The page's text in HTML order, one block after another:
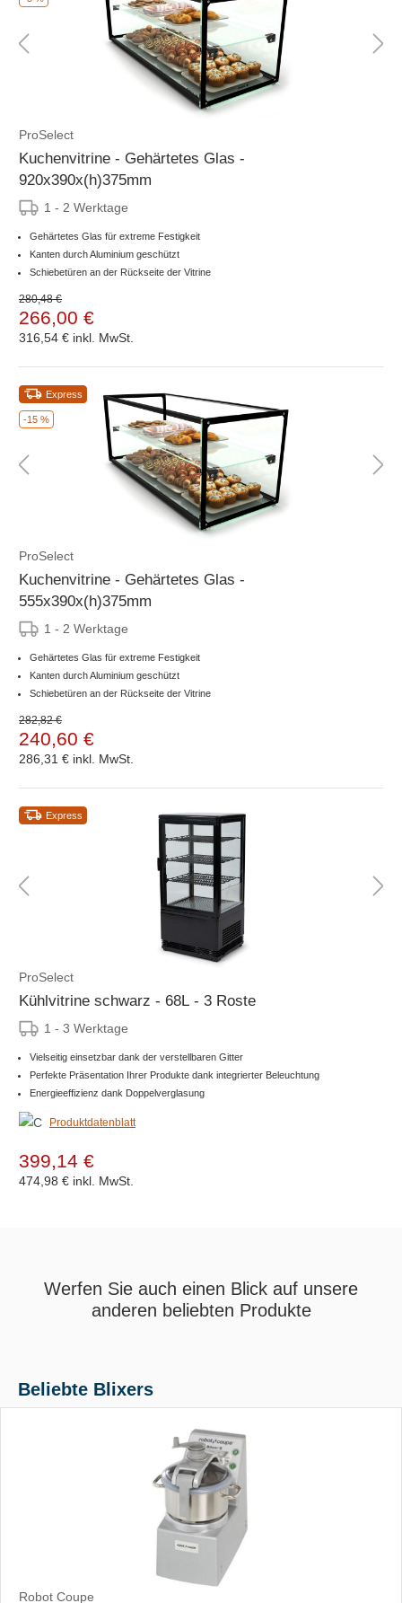
ProSelect
Kuchenvitrine - Gehärtetes Glas -
920x390x(h)375mm
1 - 2 Werktage
Gehärtetes Glas für extreme Festigkeit
Kanten durch Aluminium geschützt
Schiebetüren an der Rückseite der Vitrine
280,48 €
266,00 €
316,54 € inkl. MwSt.
-15 %
Express
ProSelect
Kuchenvitrine - Gehärtetes Glas -
555x390x(h)375mm
1 - 2 Werktage
Gehärtetes Glas für extreme Festigkeit
Kanten durch Aluminium geschützt
Schiebetüren an der Rückseite der Vitrine
282,82 €
240,60 €
286,31 € inkl. MwSt.
Express
ProSelect
Kühlvitrine schwarz - 68L - 3 Roste
1 - 3 Werktage
Vielseitig einsetzbar dank der verstellbaren Gitter
Perfekte Präsentation Ihrer Produkte dank integrierter Beleuchtung
Energieeffizienz dank Doppelverglasung
Produktdatenblatt
399,14 €
474,98 € inkl. MwSt.
Werfen Sie auch einen Blick auf unsere
anderen beliebten Produkte
Beliebte Blixers
Robot Coupe